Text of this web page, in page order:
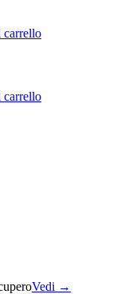
carrello
carrello
Vedi →